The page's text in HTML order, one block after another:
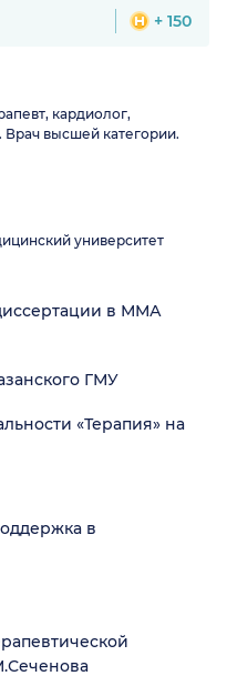
+ 150
кардиолог,
Врач высшей категории.
университет
в ММА
ГМУ
«Терапия» на
в